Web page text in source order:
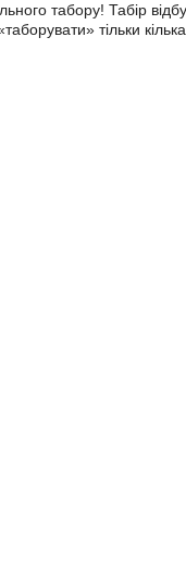
таборy! Табір
тільки